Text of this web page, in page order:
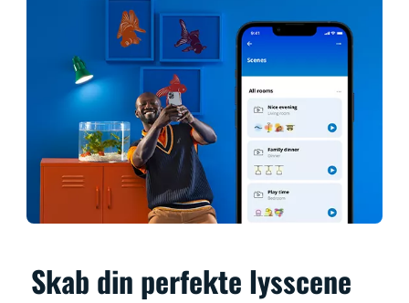
Skab din perfekte lysscene